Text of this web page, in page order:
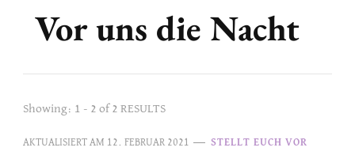
Vor uns die Nacht
Showing: 1 - 2 of 2 RESULTS
AKTUALISIERT AM 12. FEBRUAR 2021 STELLT EUCH VOR